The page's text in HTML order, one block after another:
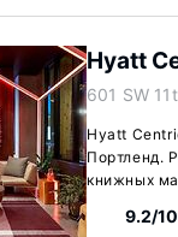
Hyatt
601 SW
Hyatt
Портленд.
книжных
9.2/10